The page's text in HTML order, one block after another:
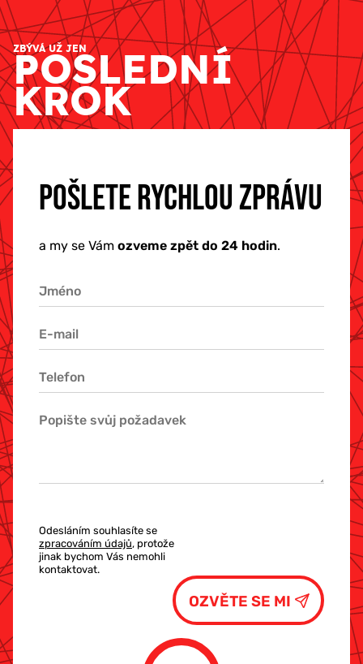
ZBÝVÁ UŽ JEN
POSLEDNÍ
KROK
POŠLETE RYCHLOU ZPRÁVU
a my se Vám ozveme zpět do 24 hodin.
Odesláním souhlasíte se
zpracováním údajů, protože
jinak bychom Vás nemohli
kontaktovat.